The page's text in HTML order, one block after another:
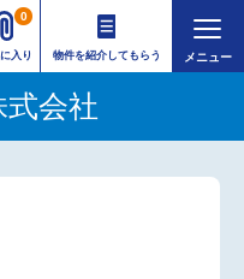
入り
0
物件を紹介してもらう
会社